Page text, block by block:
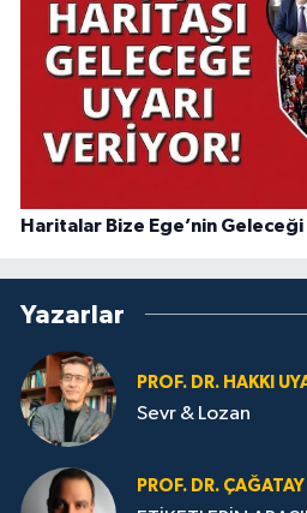
Haritalar Bize Ege’nin
Yazarlar
PROF. DR. HAKKI
Sevr & Lozan
PROF. DR.